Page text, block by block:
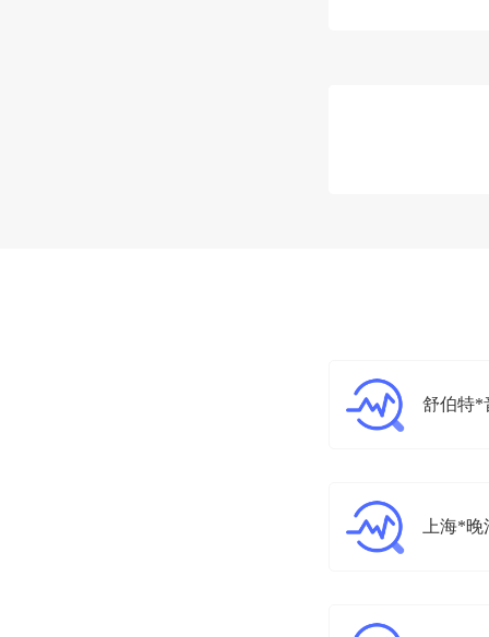
舒伯特*
上海*晚